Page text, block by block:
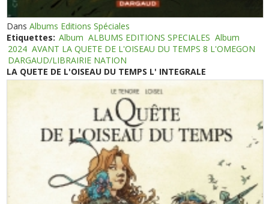
DansAlbums Editions Spéciales
Etiquettes: Album ALBUMS EDITIONS SPECIALES Album
2024 AVANT LA QUETE DE L'OISEAU DU TEMPS 8 L'OMEGON
DARGAUD/LIBRAIRIE NATION
LA QUETE DE L'OISEAU DU TEMPS L' INTEGRALE